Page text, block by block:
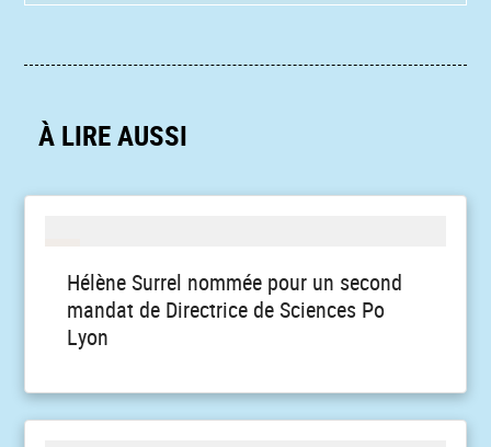
À LIRE AUSSI
Hélène Surrel nommée pour un second
mandat de Directrice de Sciences Po
Lyon